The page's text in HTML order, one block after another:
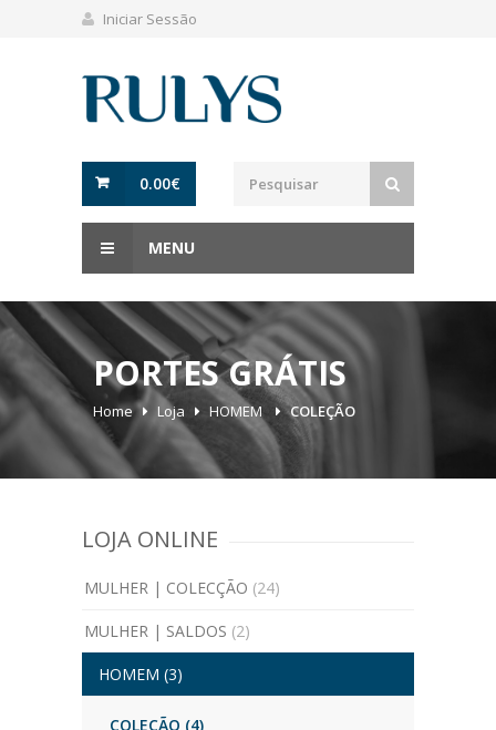
Iniciar Sessão
0.00€
MENU
PORTES GRÁTIS
Home Loja HOMEM COLEÇÃO
LOJA ONLINE
MULHER | COLECÇÃO (24)
MULHER | SALDOS (2)
HOMEM (3)
COLEÇÃO (4)